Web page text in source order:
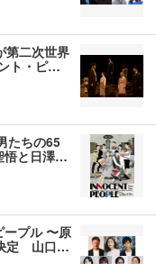
第二次世界
ト・ピ…
たちの65
悟と日澤…
ープル 〜原
決定 山口…